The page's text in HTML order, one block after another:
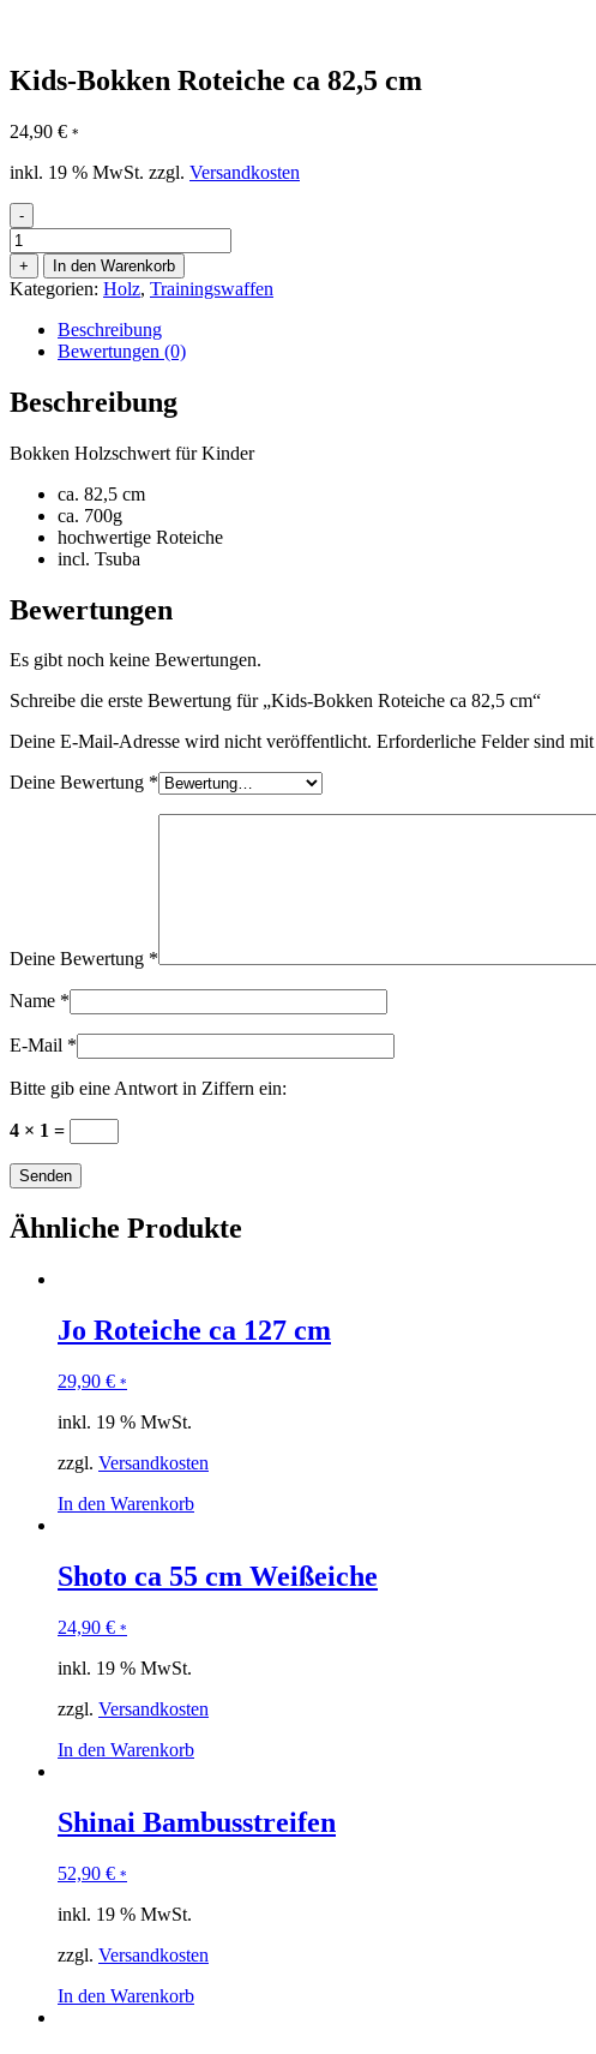
Kids-Bokken Roteiche ca 82,5 cm
24,90 € *
inkl. 19 % MwSt. zzgl. Versandkosten
-
Kids-
Bokken
Roteiche
ca
82,5
Menge
+ In den Warenkorb
Kategorien: Holz, Trainingswaffen
Beschreibung
Bewertungen (0)
Beschreibung
Bokken Holzschwert für Kinder
ca. 82,5 cm
ca. 700g
hochwertige Roteiche
incl. Tsuba
Bewertungen
Es gibt noch keine Bewertungen.
Schreibe die erste Bewertung für „Kids-Bokken Roteiche ca 82,5 cm“
Deine E-Mail-Adresse wird nicht veröffentlicht. Erforderliche Felder sind mit
Deine Bewertung *
Deine Bewertung *
Name *
E-Mail *
Bitte gib eine Antwort in Ziffern ein:
4 × 1 =
Ähnliche Produkte
Jo Roteiche ca 127 cm
29,90 € *
inkl. 19 % MwSt.
zzgl. Versandkosten
In den Warenkorb
Shoto ca 55 cm Weißeiche
24,90 € *
inkl. 19 % MwSt.
zzgl. Versandkosten
In den Warenkorb
Shinai Bambusstreifen
52,90 € *
inkl. 19 % MwSt.
zzgl. Versandkosten
In den Warenkorb